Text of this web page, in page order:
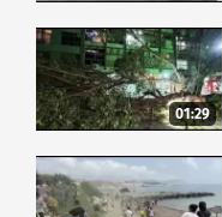
01:29